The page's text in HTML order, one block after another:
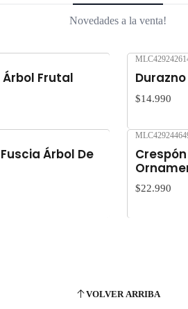
Novedades a la venta!
Frutal
$14.990
Árbol De
$22.990
VOLVER ARRIBA